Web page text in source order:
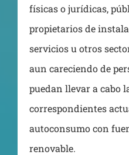
físicas o jurídicas,
propietarios de
servicios u otros
aun careciendo de
puedan llevar a cabo
correspondientes
autoconsumo con
renovable.